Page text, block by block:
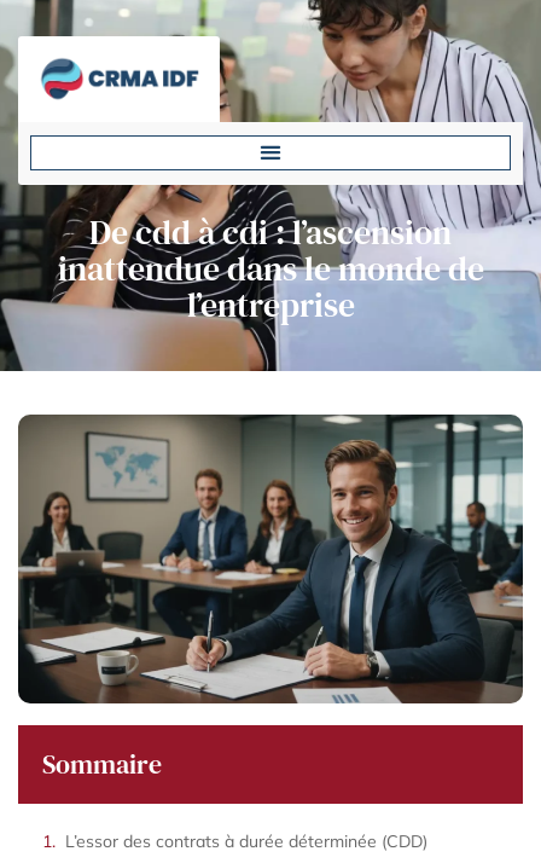
De cdd à cdi : l’ascension
inattendue dans le monde de
l’entreprise
Sommaire
L’essor des contrats à durée déterminée (CDD)